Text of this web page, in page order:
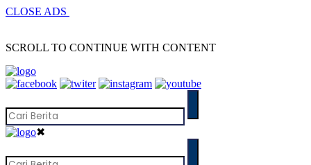
CLOSE ADS
SCROLL TO CONTINUE WITH CONTENT
✖